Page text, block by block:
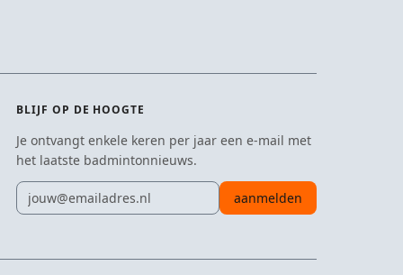
BLIJF OP DE HOOGTE
Je ontvangt enkele keren per jaar een e-mail met
het laatste badmintonnieuws.
E-mailadres
aanmelden